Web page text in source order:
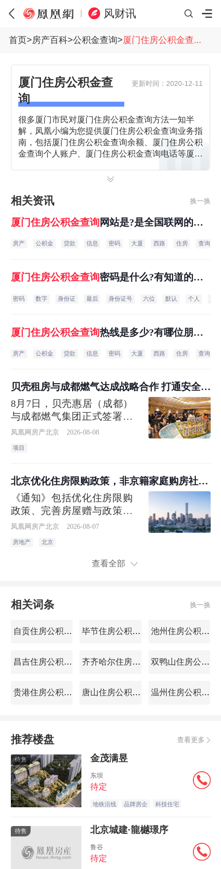
风财讯
首页>房产百科>公积金查询>厦门住房公积金查...
厦门住房公积金查
询
更新时间：2020-12-11
很多厦门市民对厦门住房公积金查询方法一知半
解，凤凰小编为您提供厦门住房公积金查询业务指
南，包括厦门住房公积金查询余额、厦门住房公积
金查询个人账户、厦门住房公积金查询电话等厦门
如何查询余额，及时发布最新厦门住房公积金政
相关资讯 换一换
厦门住房公积金查询 网站是?是全国联网的网
房产 公积金 贷款 信息 密码 大厦 西路 住房 查询
厦门住房公积金查询密码是什么?有知道的吗?
密码 数字 身份证 最后 身份证号 六位 默认 个人 如
厦门住房公积金查询热线是多少?有哪位朋友
房产 公积金 贷款 信息 密码 大厦 西路 住房 查询
贝壳租房与成都燃气达成战略合作 打通安全巡
检“最后一米”
8月7日，贝壳惠居（成都）
与成都燃气集团正式签署全
面战略合作协议。作为四川
万级规模的省心租在管房
源，围绕燃气安全检查、隐
患协同整改、智能报
凤凰网房产北京 2026-08-08
项目
北京优化住房限购政策，非京籍家庭购房社保
个税缴纳年限下调为一年
《通知》包括优化住房限购
政策、完善房屋赠与政策、
加大住房公积金支持力度3个
凤凰网房产北京 2026-08-07
房地产 北京
查看全部
相关词条 换一换
自贡住房公积金查询 毕节住房公积金查询 池州住房公积金查询
昌吉住房公积金查询 齐齐哈尔住房公积金查询 双鸭山住房公积金查询
贵港住房公积金查询 唐山住房公积金查询 温州住房公积金查询
推荐楼盘 查看更多
待售 金茂满昱
东坝
待定
地铁沿线 品牌房企 科技住宅
待售 北京城建·龍樾璟序
鲁谷
待定